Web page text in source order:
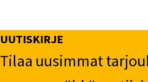
UUTISKIRJE
Tilaa uusimmat